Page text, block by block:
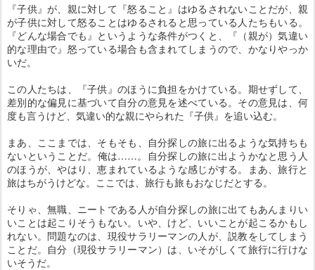
『子供』が、親に対して『怒ること』はゆるされないことだが、親
が子供に対して怒ることはゆるされると思っている人たちもいる。
『どんな場合でも』というような条件がつくと、『（親が）気違い
的な理由で』怒っている場合も含まれてしまうので、かなりやっか
いだ。
この人たちは、『子供』のほうに負担をかけている。期せずして、
差別的な偏見に基づいて自分の意見を述べている。その意見は、何
度も言うけど、気違い的な親にやられた『子供』を追い込む。
まあ、ここまでは、そもそも、自分探しの旅に出るような気持ちも
ないということだ。俺は……。自分探しの旅に出ようかなと思う人
のほうが、やはり、恵まれているような感じがする。まあ、旅行と
旅はちがうけどな。ここでは、旅行も旅もおなじだとする。
そりゃ、無職、ニートである人が自分探しの旅に出てもあんまりい
いことは起こりそうもない。いや、けど、いいことが起こるかもし
れない。問題なのは、現役サラリーマンの人が、説教をしてしまう
ことだ。自分（現役サラリーマン）は、いそがしくて旅行に行けな
いそうだ。